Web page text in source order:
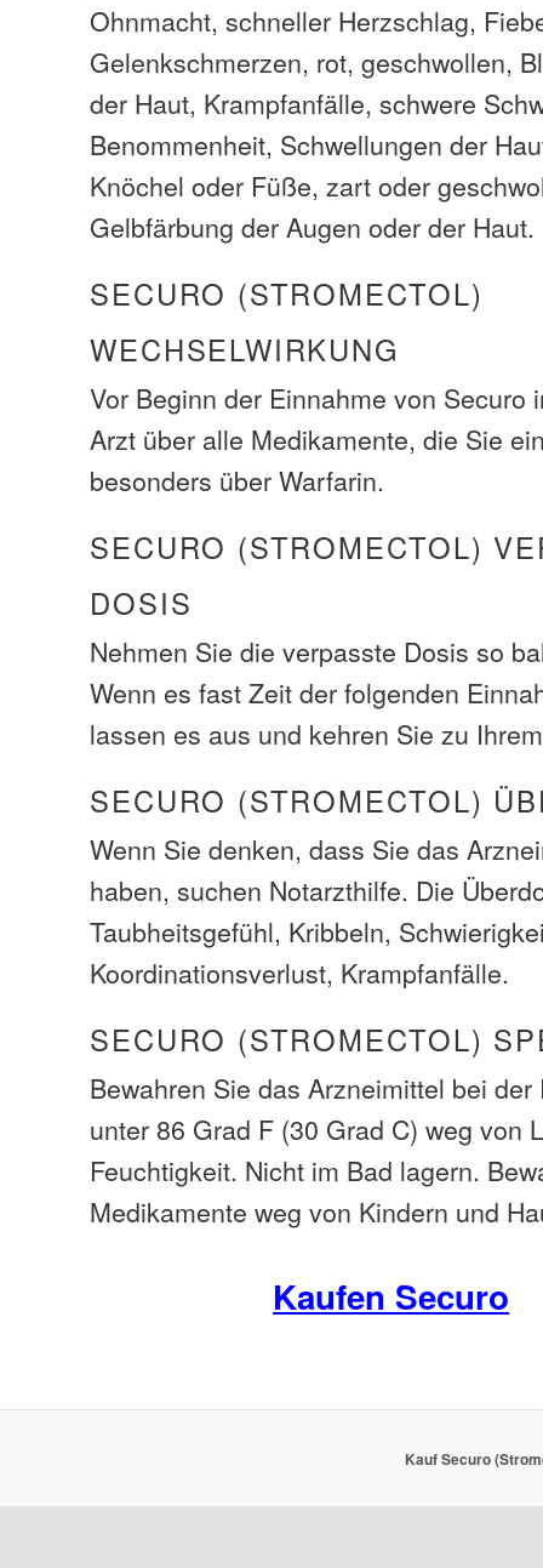
Ohnmacht, schneller Herzschlag,
Gelenkschmerzen, rot, geschwollen,
der Haut, Krampfanfälle, schwere
Benommenheit, Schwellungen der
Knöchel oder Füße, zart oder
Gelbfärbung der Augen oder der Haut.
SECURO (STROMECTOL)
WECHSELWIRKUNG
Vor Beginn der Einnahme von Securo
Arzt über alle Medikamente, die Sie
besonders über Warfarin.
SECURO (STROMECTOL)
DOSIS
Nehmen Sie die verpasste Dosis so
Wenn es fast Zeit der folgenden
lassen es aus und kehren Sie zu
SECURO (STROMECTOL)
Wenn Sie denken, dass Sie das
haben, suchen Notarzthilfe. Die
Taubheitsgefühl, Kribbeln,
Koordinationsverlust, Krampfanfälle.
SECURO (STROMECTOL)
Bewahren Sie das Arzneimittel bei
unter 86 Grad F (30 Grad C) weg von
Feuchtigkeit. Nicht im Bad lagern.
Medikamente weg von Kindern und
Kaufen Securo
Kauf Securo